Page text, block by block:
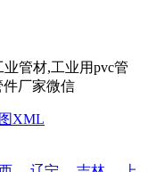
XML